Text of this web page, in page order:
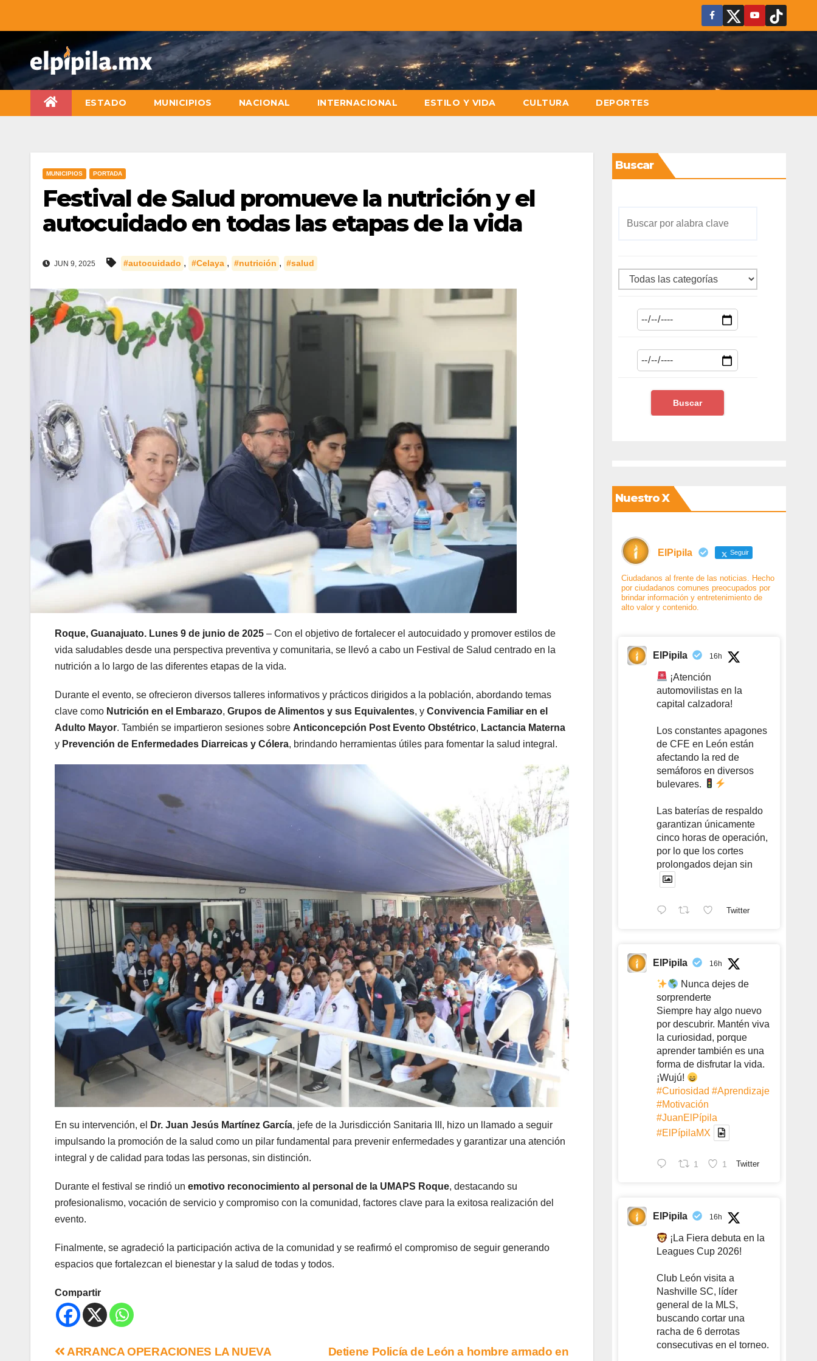
ESTADO MUNICIPIOS NACIONAL INTERNACIONAL ESTILO Y VIDA CULTURA DEPORTES
MUNICIPIOS PORTADA
Festival de Salud promueve la nutrición y el
autocuidado en todas las etapas de la vida
JUN 9, 2025 #autocuidado , #Celaya , #nutrición , #salud
Roque, Guanajuato. Lunes 9 de junio de 2025 – Con el objetivo de fortalecer el autocuidado y promover estilos de
vida saludables desde una perspectiva preventiva y comunitaria, se llevó a cabo un Festival de Salud centrado en la
nutrición a lo largo de las diferentes etapas de la vida.
Durante el evento, se ofrecieron diversos talleres informativos y prácticos dirigidos a la población, abordando temas
clave como Nutrición en el Embarazo, Grupos de Alimentos y sus Equivalentes, y Convivencia Familiar en el
Adulto Mayor. También se impartieron sesiones sobre Anticoncepción Post Evento Obstétrico, Lactancia Materna
y Prevención de Enfermedades Diarreicas y Cólera, brindando herramientas útiles para fomentar la salud integral.
En su intervención, el Dr. Juan Jesús Martínez García, jefe de la Jurisdicción Sanitaria III, hizo un llamado a seguir
impulsando la promoción de la salud como un pilar fundamental para prevenir enfermedades y garantizar una atención
integral y de calidad para todas las personas, sin distinción.
Durante el festival se rindió un emotivo reconocimiento al personal de la UMAPS Roque, destacando su
profesionalismo, vocación de servicio y compromiso con la comunidad, factores clave para la exitosa realización del
evento.
Finalmente, se agradeció la participación activa de la comunidad y se reafirmó el compromiso de seguir generando
espacios que fortalezcan el bienestar y la salud de todas y todos.
Compartir
Detiene Policía de León a hombre armado en
ARRANCA OPERACIONES LA NUEVA
Buscar
Nuestro X
ElPipila Seguir
Ciudadanos al frente de las noticias. Hecho
por ciudadanos comunes preocupados por
brindar información y entretenimiento de
alto valor y contenido.
ElPipila 16h
¡Atención
automovilistas en la
capital calzadora!
Los constantes apagones
de CFE en León están
afectando la red de
semáforos en diversos
bulevares.
Las baterías de respaldo
garantizan únicamente
cinco horas de operación,
por lo que los cortes
prolongados dejan sin
Twitter
ElPipila 16h
Nunca dejes de
sorprenderte
Siempre hay algo nuevo
por descubrir. Mantén viva
la curiosidad, porque
aprender también es una
forma de disfrutar la vida.
¡Wujú!
#Curiosidad #Aprendizaje
#Motivación
#JuanElPípila
#ElPípilaMX
1 1 Twitter
ElPipila 16h
¡La Fiera debuta en la
Leagues Cup 2026!
Club León visita a
Nashville SC, líder
general de la MLS,
buscando cortar una
racha de 6 derrotas
consecutivas en el torneo.